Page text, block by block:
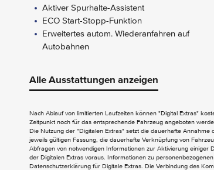
Aktiver Spurhalte-Assistent
ECO Start-Stopp-Funktion
Erweitertes autom. Wiederanfahren auf
Autobahnen
FUNCTIONS ON DEMAND
Digitales Extra: Remote Services Plus
AUDIO & KOMMUNIKATION
Digitales Radio (DAB)
Kombiinstrument mit Farbdisplay
Alle Ausstattungen anzeigen
Nach Ablauf von limitierten Laufzeiten können "Digital Extras"
Zeitpunkt noch für das entsprechende Fahrzeug angeboten
Die Nutzung der "Digitalen Extras" setzt die dauerhafte
jeweils gültigen Fassung, die dauerhafte Verknüpfung von
Abfragen von notwendigen Informationen zur Aktivierung einiger
der Digitalen Extras voraus. Informationen zu
Datenschutzerklärung für Digitale Extras. Die Verbindung des